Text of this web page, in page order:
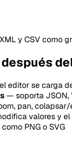
y CSV como
editor se carga
— soporta JSON,
pan, colapsar/
valores y el
PNG o SVG